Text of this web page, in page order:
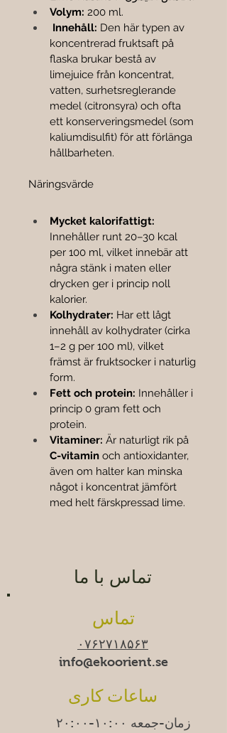
Volym: 200 ml.
Innehåll: Den här typen av
koncentrerad fruktsaft på
flaska brukar bestå av
limejuice från koncentrat,
vatten, surhetsreglerande
medel (citronsyra) och ofta
ett konserveringsmedel (som
kaliumdisulfit) för att förlänga
hållbarheten.
Näringsvärde
Mycket kalorifattigt:
Innehåller runt 20–30 kcal
per 100 ml, vilket innebär att
några stänk i maten eller
drycken ger i princip noll
kalorier.
Kolhydrater: Har ett lågt
innehåll av kolhydrater (cirka
1–2 g per 100 ml), vilket
främst är fruktsocker i naturlig
form.
Fett och protein: Innehåller i
princip 0 gram fett och
protein.
Vitaminer: Är naturligt rik på
C-vitamin och antioxidanter,
även om halter kan minska
något i koncentrat jämfört
med helt färskpressad lime.
تماس با ما
تماس
۰۷۶۲۷۱۸۵۶۳
info@ekoorient.se​​
ساعات کاری
زمان-جمعه ۱۰:۰۰-۲۰:۰۰